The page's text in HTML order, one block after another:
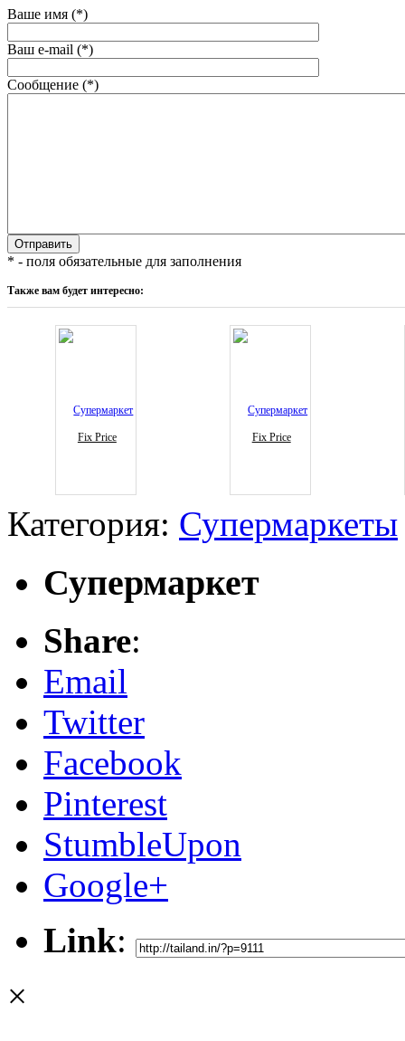
Ваше имя (*)
Ваш e-mail (*)
Сообщение (*)
* - поля обязательные для заполнения
Также вам будет интересно:
Fix Price Fix Price
Категория: Супермаркеты
Супермаркет
Share:
Email
Twitter
Facebook
Pinterest
StumbleUpon
Google+
Link:
×